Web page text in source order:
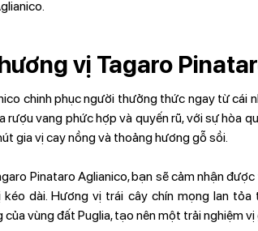
vị Tagaro
chinh phục người thưởng thức ngay từ cái
rượu vang phức hợp và quyến rũ, với sự hòa
gia vị cay nồng và thoảng hương gỗ sồi.
Pinataro Aglianico, bạn sẽ cảm nhận
dài. Hương vị trái cây chín mọng lan
vùng đất Puglia, tạo nên một trải nghiệm